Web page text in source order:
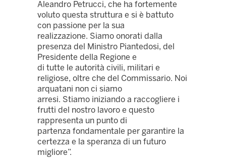
Aleandro Petrucci, che ha fortemente
voluto questa struttura e si è battuto
con passione per la sua
realizzazione. Siamo onorati dalla
presenza del Ministro Piantedosi, del
Presidente della Regione e
di tutte le autorità civili, militari e
religiose, oltre che del Commissario. Noi
arquatani non ci siamo
arresi. Stiamo iniziando a raccogliere i
frutti del nostro lavoro e questo
rappresenta un punto di
partenza fondamentale per garantire la
certezza e la speranza di un futuro
migliore”.